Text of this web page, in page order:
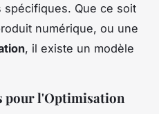
Que ce soit
numérique, ou une
, il existe un modèle
pour l'Optimisation